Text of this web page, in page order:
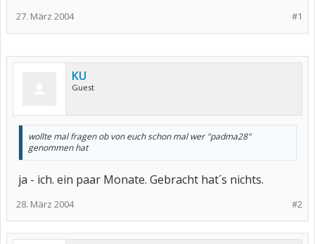
#1
27. März 2004
KU
Guest
wollte mal fragen ob von euch schon mal wer "padma28"
genommen hat
ja - ich. ein paar Monate. Gebracht hat´s nichts.
#2
28. März 2004